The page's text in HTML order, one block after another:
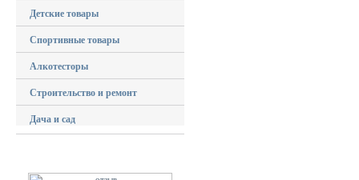
Детские товары
Спортивные товары
Алкотесторы
Строительство и ремонт
Дача и сад